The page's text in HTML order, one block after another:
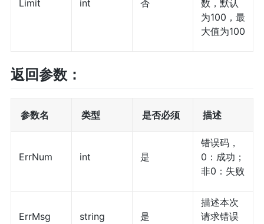
Limit int 否
数，默认
为100，最
大值为100
返回参数：
参数名 类型 是否必须 描述
ErrNum int 是
错误码，
0：成功；
非0：失败
ErrMsg string 是
描述本次
请求错误